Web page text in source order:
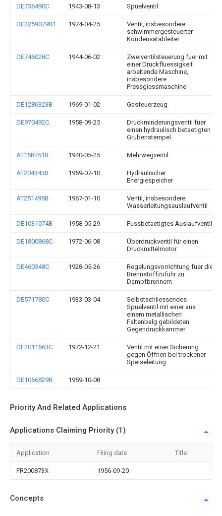
DE736490C 1943-08-13 Spuelventil
DE2259079B1 1974-04-25
Ventil, insbesondere
schwimmergesteuerter
Kondensatableiter
DE746028C 1944-06-02
Zweiventilsteuerung fuer mit
einer Druckfluessigkeit
arbeitende Maschine,
insbesondere
Pressgiessmaschine
DE1286323B 1969-01-02 Gasfeuerzeug
DE970492C 1958-09-25
Druckminderungsventil fuer
einen hydraulisch betaetigten
Grubenstempel
AT158751B 1940-05-25 Mehrwegventil.
AT204343B 1959-07-10
Hydraulischer
Energiespeicher
AT251495B 1967-01-10
Ventil, insbesondere
Wasserleitungsauslaufventil
DE1031074B 1958-05-29 Fussbetaetigtes Auslaufventil
DE1800868C 1972-06-08
Überdruckventil für einen
Druckmittelmotor
DE460348C 1928-05-26
Regelungsvorrichtung fuer die
Brennstoffzufuhr zu
Dampfbrennern
DE571780C 1933-03-04
Selbstschliessendes
Spuelventil mit einer aus
einem metallischen
Faltenbalg gebildeten
Gegendruckkammer
DE2011563C 1972-12-21
Ventil mit einer Sicherung
gegen Öffnen bei trockener
Speiseleitung
DE1066829B 1959-10-08
Priority And Related Applications
Applications Claiming Priority (1)
Application Filing date Title
FR200873X 1956-09-20
Concepts